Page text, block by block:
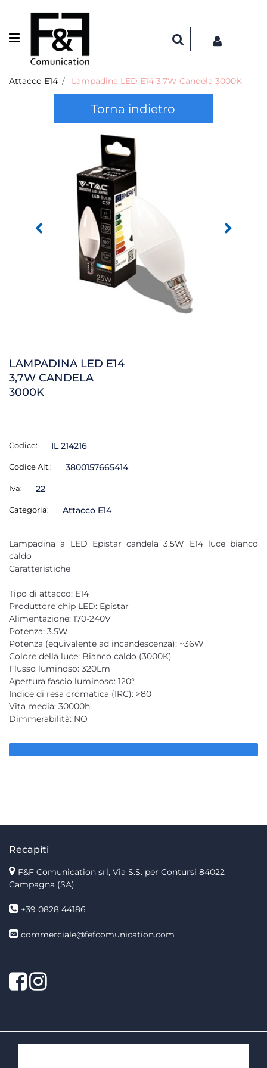
Open menu
Attacco E14 Lampadina LED E14 3,7W Candela 3000K
Torna indietro
LAMPADINA LED E14
3,7W CANDELA
3000K
Codice: IL 214216
Codice Alt.: 3800157665414
Iva: 22
Categoria: Attacco E14
Lampadina a LED Epistar candela 3.5W E14 luce bianco
caldo
Caratteristiche
Tipo di attacco: E14
Produttore chip LED: Epistar
Alimentazione: 170-240V
Potenza: 3.5W
Potenza (equivalente ad incandescenza): ~36W
Colore della luce: Bianco caldo (3000K)
Flusso luminoso: 320Lm
Apertura fascio luminoso: 120°
Indice di resa cromatica (IRC): >80
Vita media: 30000h
Dimmerabilità: NO
Recapiti
F&F Comunication srl, Via S.S. per Contursi 84022
Campagna (SA)
+39 0828 44186
commerciale@fefcomunication.com
Facebook
Twitter